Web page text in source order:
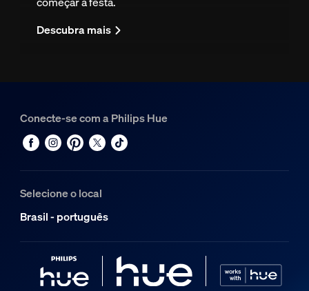
Descubra mais
Conecte-se com a Philips Hue
Selecione o local
Brasil - português